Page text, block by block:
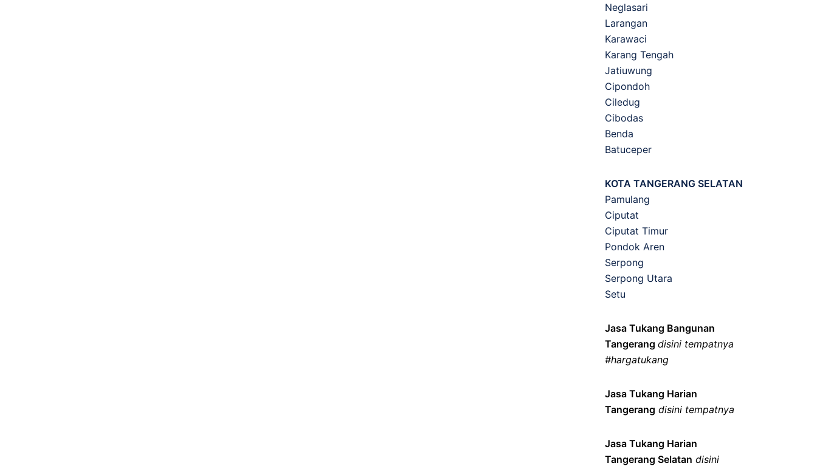
Neglasari
Larangan
Karawaci
Karang Tengah
Jatiuwung
Cipondoh
Ciledug
Cibodas
Benda
Batuceper
KOTA TANGERANG SELATAN
Pamulang
Ciputat
Ciputat Timur
Pondok Aren
Serpong
Serpong Utara
Setu
Jasa Tukang Bangunan
Tangerang disini tempatnya
#hargatukang
Jasa Tukang Harian
Tangerang disini tempatnya
Jasa Tukang Harian
Tangerang Selatan disini